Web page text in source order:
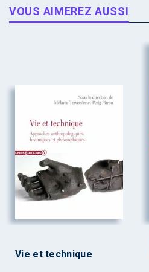
VOUS AIMEREZ AUSSI
Vie et technique